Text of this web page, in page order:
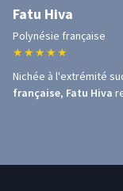
Fatu Hiva
Polynésie française
★ ★ ★ ★ ★
Nichée à l'extrémité
française, Fatu Hiva